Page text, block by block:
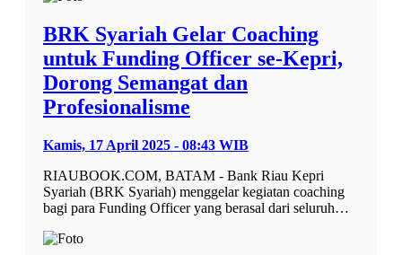
BRK Syariah Gelar Coaching
untuk Funding Officer se-Kepri,
Dorong Semangat dan
Profesionalisme
Kamis, 17 April 2025 - 08:43 WIB
RIAUBOOK.COM, BATAM - Bank Riau Kepri
Syariah (BRK Syariah) menggelar kegiatan coaching
bagi para Funding Officer yang berasal dari seluruh…